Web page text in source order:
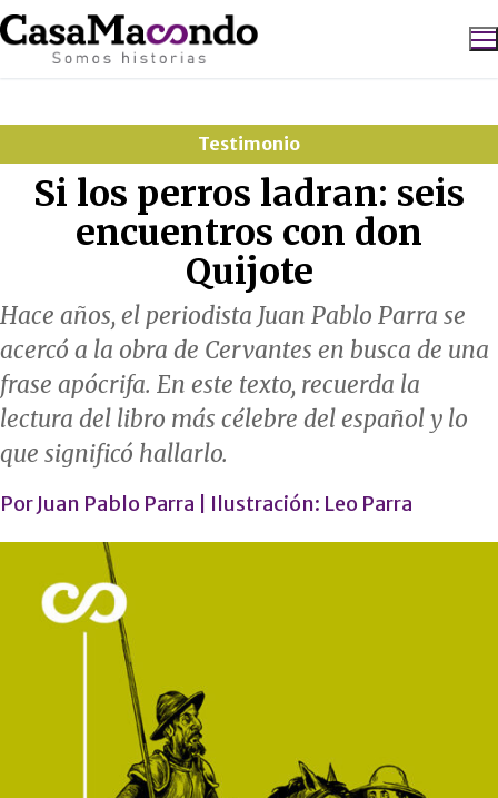
Ir
al
contenido
Buscar:
Testimonio
Si los perros ladran: seis
encuentros con don
Quijote
Hace años, el periodista Juan Pablo Parra se
acercó a la obra de Cervantes en busca de una
frase apócrifa. En este texto, recuerda la
lectura del libro más célebre del español y lo
que significó hallarlo.
PorJuan Pablo Parra | Ilustración: Leo Parra